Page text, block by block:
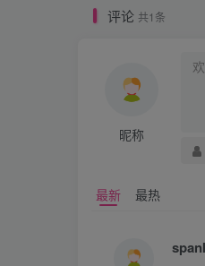
她腰下，继续
有电视的光线
打完这50下
了衣服，手也
评论 共1条
昵称
最新 最热